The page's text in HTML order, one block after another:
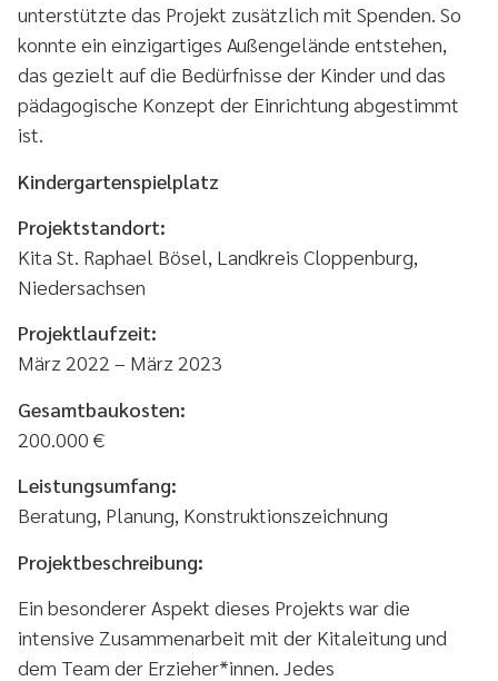
unterstützte das Projekt zusätzlich mit Spenden. So
konnte ein einzigartiges Außengelände entstehen,
das gezielt auf die Bedürfnisse der Kinder und das
pädagogische Konzept der Einrichtung abgestimmt
ist.
Kindergartenspielplatz
Projektstandort:
Kita St. Raphael Bösel, Landkreis Cloppenburg,
Niedersachsen
Projektlaufzeit:
März 2022 – März 2023
Gesamtbaukosten:
200.000 €
Leistungsumfang:
Beratung, Planung, Konstruktionszeichnung
Projektbeschreibung:
Ein besonderer Aspekt dieses Projekts war die
intensive Zusammenarbeit mit der Kitaleitung und
dem Team der Erzieher*innen. Jedes